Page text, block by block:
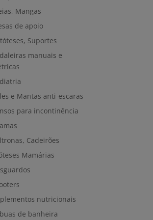
Mangas
de apoio
Suportes
manuais e
e Mantas anti-escaras
para incontinência
Cadeirões
Mamárias
nutricionais
de banheira